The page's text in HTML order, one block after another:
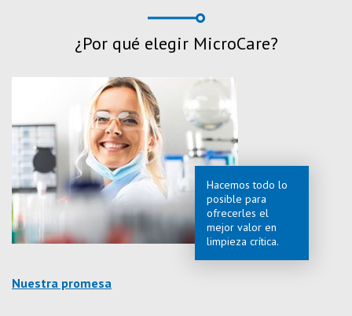
¿Por qué elegir MicroCare?
Hacemos todo lo
posible para
ofrecerles el
mejor valor en
limpieza crítica.
Nuestra promesa